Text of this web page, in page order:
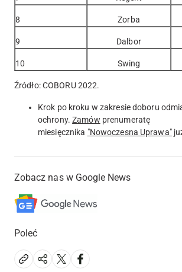
8 Zorba
9 Dalbor
10 Swing
Źródło: COBORU 2022.
Krok po kroku w zakresie doboru
ochrony.Zamów prenumeratę
miesięcznika "Nowoczesna Uprawa"
Zobacz nas w Google News
Poleć